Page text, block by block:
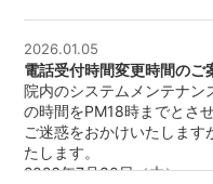
2026.01.05
電話受付時間変更時間のご
院内のシステムメンテナ
の時間をPM18時までとさ
ご迷惑をおかけいたしま
たします。
2026年7月30日（木）